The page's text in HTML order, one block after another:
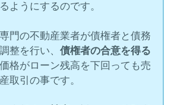
ようにするのです。
門の不動産業者が債権者と債務
整を行い、債権者の合意を得る
格がローン残高を下回っても売
取引の事です。